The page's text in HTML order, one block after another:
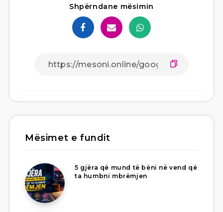
Shpërndane mësimin
Mësimet e fundit
5 gjëra që mund të bëni në vend që
ta humbni mbrëmjen